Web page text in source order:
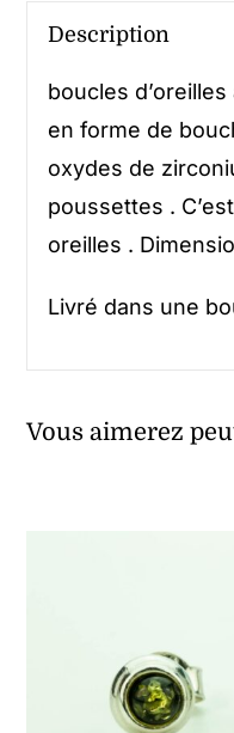
Description
boucles
en forme de
oxydes de
poussettes .
oreilles .
Livré dans une
Vous aimerez